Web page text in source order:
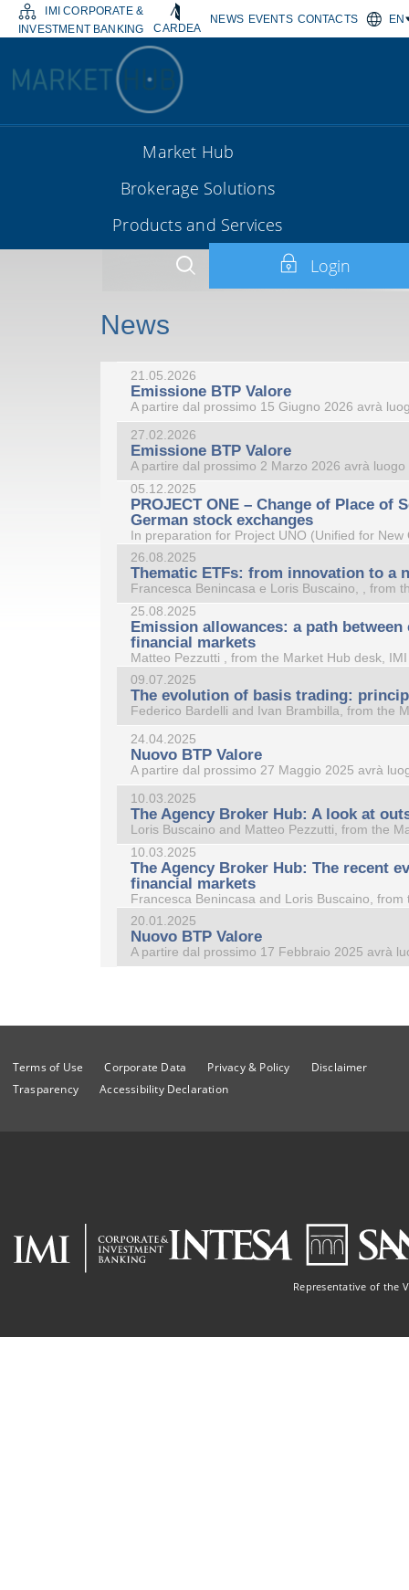
IMI CORPORATE &
INVESTMENT BANKING
CARDEA
NEWS EVENTS CONTACTS EN
Market Hub
Brokerage Solutions
Products and Services
Login
News
21.05.2026
Emissione BTP Valore
A partire dal prossimo 15 Giugno 2026 avrà
27.02.2026
Emissione BTP Valore
A partire dal prossimo 2 Marzo 2026 avrà
05.12.2025
PROJECT ONE – Change of Place
German stock exchanges
In preparation for Project UNO (Unified for
26.08.2025
Thematic ETFs: from innovation to a
Francesca Benincasa e Loris Buscaino, , from
25.08.2025
Emission allowances: a path
financial markets
Matteo Pezzutti , from the Market Hub desk,
09.07.2025
The evolution of basis trading:
Federico Bardelli and Ivan Brambilla, from the
24.04.2025
Nuovo BTP Valore
A partire dal prossimo 27 Maggio 2025 avrà
10.03.2025
The Agency Broker Hub: A look at
Loris Buscaino and Matteo Pezzutti, from the
10.03.2025
The Agency Broker Hub: The recent
financial markets
Francesca Benincasa and Loris Buscaino,
20.01.2025
Nuovo BTP Valore
A partire dal prossimo 17 Febbraio 2025 avrà
Terms of Use Corporate Data Privacy & Policy
Disclaimer
Trasparency
Accessibility Declaration
Representative of the